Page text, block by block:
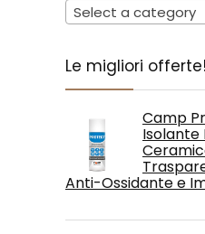
Select a category
Le migliori offerte!
Camp
Isolante
Anti-Ossidante e